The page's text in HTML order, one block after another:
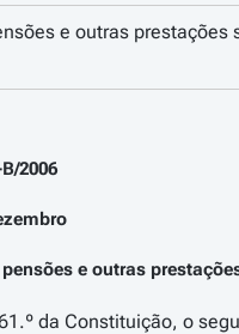
e outras
2006
e outras
da Constituição, o